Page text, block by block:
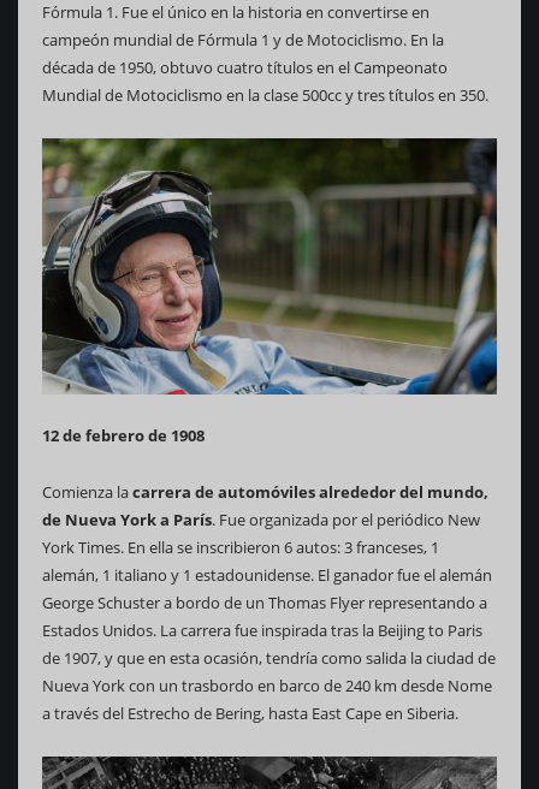
Fórmula 1. Fue el único en la historia en convertirse en
campeón mundial de Fórmula 1 y de Motociclismo. En la
década de 1950, obtuvo cuatro títulos en el Campeonato
Mundial de Motociclismo en la clase 500cc y tres títulos en 350.
12 de febrero de 1908
Comienza lacarrera de automóviles alrededor del mundo,
de Nueva York a París. Fue organizada por el periódico New
York Times. En ella se inscribieron 6 autos: 3 franceses, 1
alemán, 1 italiano y 1 estadounidense. El ganador fue el alemán
George Schuster a bordo de un Thomas Flyer representando a
Estados Unidos. La carrera fue inspirada tras la Beijing to Paris
de 1907, y que en esta ocasión, tendría como salida la ciudad de
Nueva York con un trasbordo en barco de 240 km desde Nome
a través del Estrecho de Bering, hasta East Cape en Siberia.